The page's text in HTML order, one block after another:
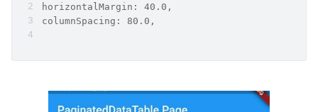
horizontalMargin: 40.0,
columnSpacing: 80.0,